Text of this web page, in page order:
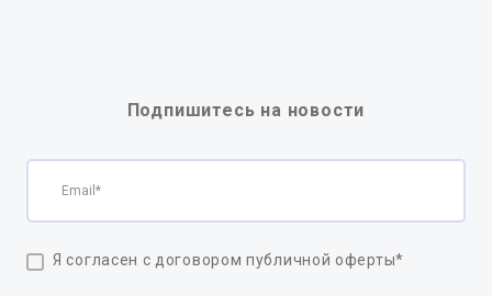
Подпишитесь на новости
Я согласен с договором публичной оферты*